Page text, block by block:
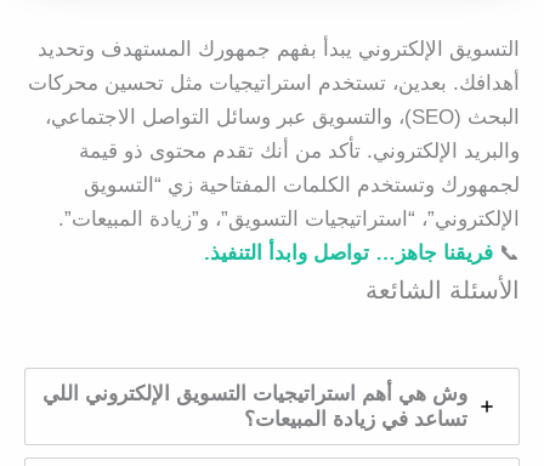
التسويق الإلكتروني يبدأ بفهم جمهورك المستهدف وتحديد
أهدافك. بعدين، تستخدم استراتيجيات مثل تحسين محركات
البحث (SEO)، والتسويق عبر وسائل التواصل الاجتماعي،
والبريد الإلكتروني. تأكد من أنك تقدم محتوى ذو قيمة
لجمهورك وتستخدم الكلمات المفتاحية زي “التسويق
الإلكتروني”، “استراتيجيات التسويق”، و”زيادة المبيعات”.
📞 فريقنا جاهز… تواصل وابدأ التنفيذ.
الأسئلة الشائعة
وش هي أهم استراتيجيات التسويق الإلكتروني اللي
تساعد في زيادة المبيعات؟